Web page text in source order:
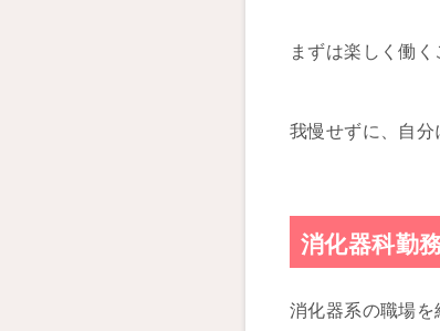
まずは楽しく働く
我慢せずに、自分
消化器科勤
消化器系の職場を